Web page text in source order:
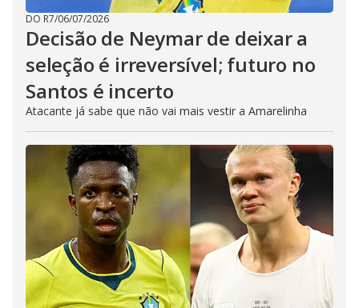
DO R7/06/07/2026
Decisão de Neymar de deixar a
seleção é irreversível; futuro no
Santos é incerto
Atacante já sabe que não vai mais vestir a Amarelinha